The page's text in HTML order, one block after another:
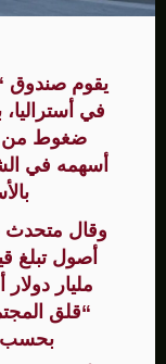
في
ضغوط من
أسهمه في
وقال متحدث
مليار
“قلق
بحسب